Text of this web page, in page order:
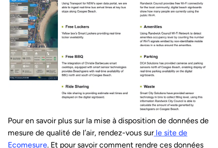
Pour en savoir plus sur la mise à disposition de données de
mesure de qualité de l’air, rendez-vous surle site de
Ecomesure. Et pour savoir comment rendre ces données